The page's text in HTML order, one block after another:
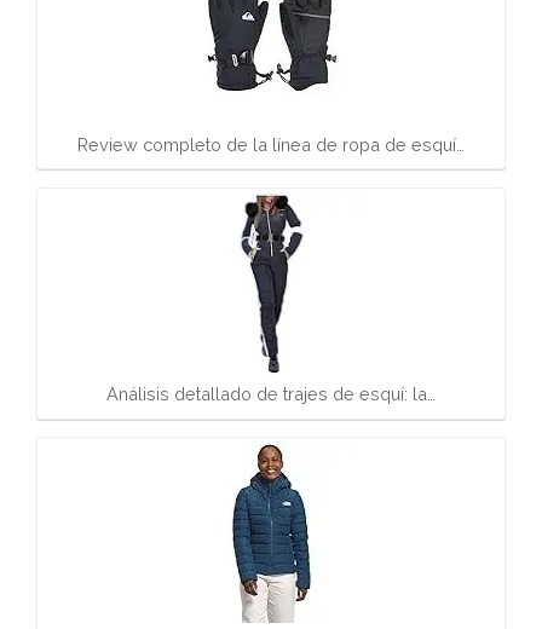
Review completo de la línea de ropa de esquí…
Análisis detallado de trajes de esquí: la…